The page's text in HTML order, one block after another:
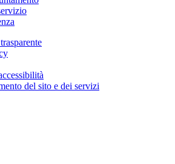
del sito e dei servizi